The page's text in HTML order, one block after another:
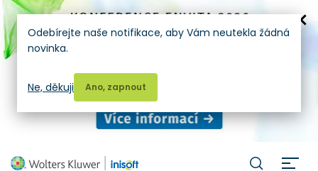
Odebírejte naše notifikace, aby Vám neutekla žádná
novinka.
Ano, zapnout
Ne, děkuji